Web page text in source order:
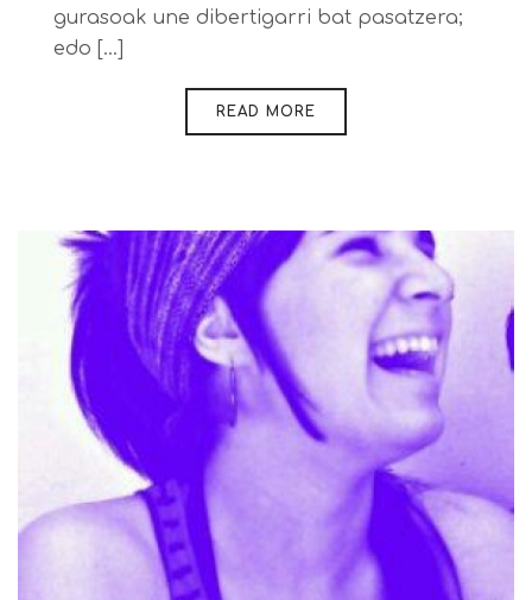
gurasoak une dibertigarri bat pasatzera;
edo [...]
READ MORE